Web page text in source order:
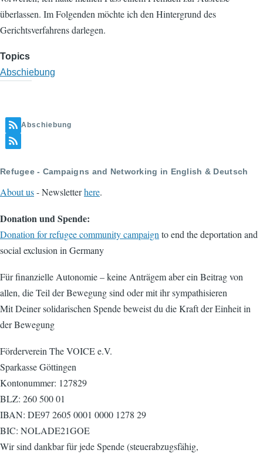
überlassen. Im Folgenden möchte ich den Hintergrund des
Gerichtsverfahrens darlegen.
Topics
Abschiebung
Abschiebung
Refugee - Campaigns and Networking in English & Deutsch
About us- Newsletterhere.
Donation und Spende:
Donation for refugee community campaign to end the deportation and
social exclusion in Germany
Für finanzielle Autonomie – keine Anträgem aber ein Beitrag von
allen, die Teil der Bewegung sind oder mit ihr sympathisieren
Mit Deiner solidarischen Spende beweist du die Kraft der Einheit in
der Bewegung
Förderverein The VOICE e.V.
Sparkasse Göttingen
Kontonummer: 127829
BLZ: 260 500 01
IBAN: DE97 2605 0001 0000 1278 29
BIC: NOLADE21GOE
Wir sind dankbar für jede Spende (steuerabzugsfähig,